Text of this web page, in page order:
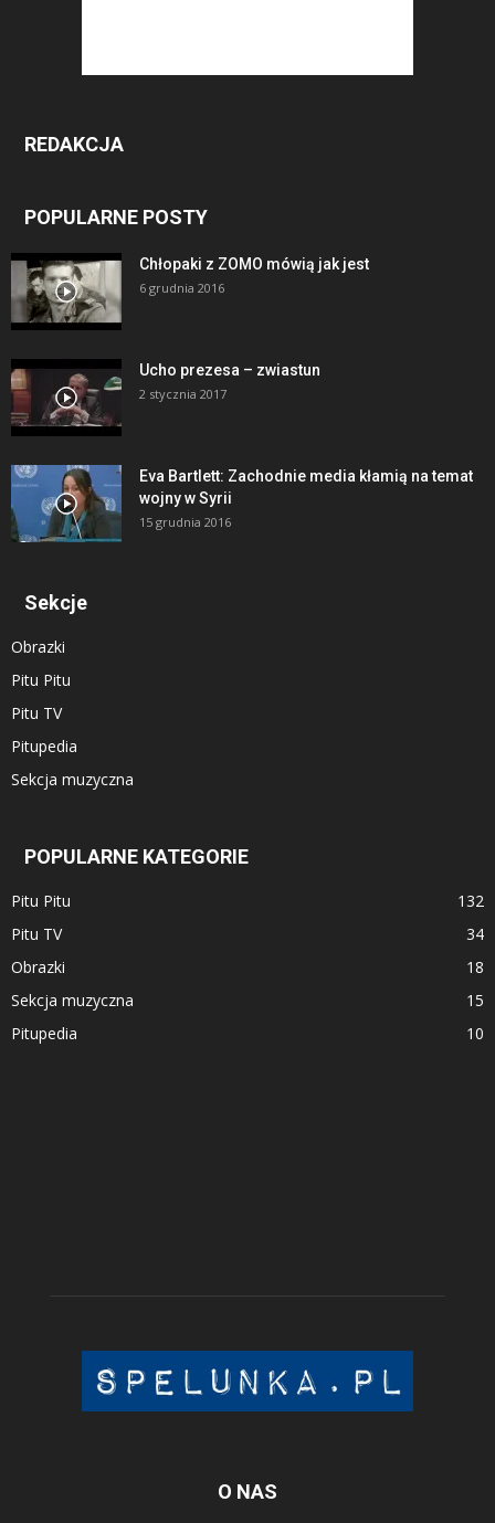
REDAKCJA
POPULARNE POSTY
Chłopaki z ZOMO mówią jak jest
6 grudnia 2016
Ucho prezesa – zwiastun
2 stycznia 2017
Eva Bartlett: Zachodnie media kłamią na temat
wojny w Syrii
15 grudnia 2016
Sekcje
Obrazki
Pitu Pitu
Pitu TV
Pitupedia
Sekcja muzyczna
POPULARNE KATEGORIE
Pitu Pitu
132
Pitu TV
34
Obrazki
18
Sekcja muzyczna
15
Pitupedia
10
O NAS